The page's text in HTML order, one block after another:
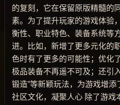
的复刻，它在保留原版精髓的
素。为了提升玩家的游戏体验
衡性、职业特色、装备系统等
进。比如，新增了更多元化的
色时有了更多的可能性；优化
极品装备不再遥不可及；还引
锻造”等新颖玩法，为游戏增添
社区文化，凝聚人心 除了游戏